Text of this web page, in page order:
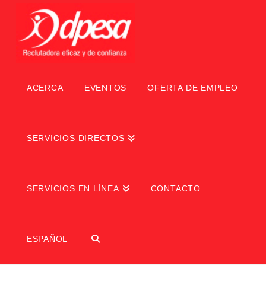
ACERCA EVENTOS OFERTA DE EMPLEO
SERVICIOS DIRECTOS
SERVICIOS EN LÍNEA CONTACTO
ESPAÑOL